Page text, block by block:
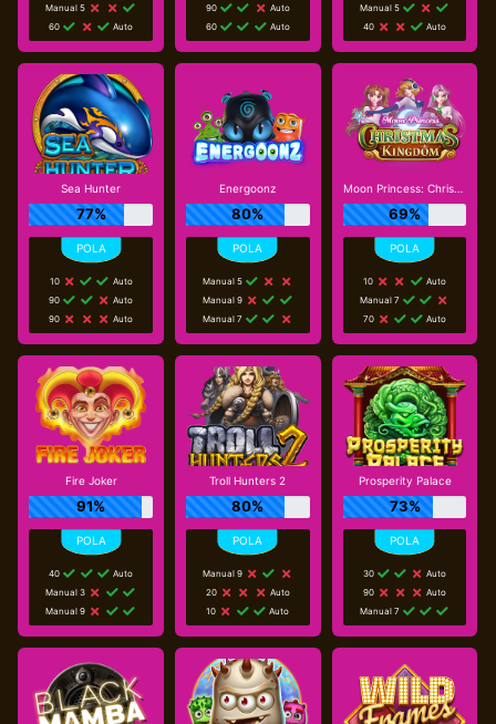
Manual 5
60
Auto
90
Auto
60
Auto
Manual 5
40
Auto
Sea Hunter
77%
10
Auto
90
Auto
90
Auto
Energoonz
80%
Manual 5
Manual 9
Manual 7
Moon Princess: Christmas Kingdom
69%
10
Auto
Manual 7
70
Auto
Fire Joker
91%
40
Auto
Manual 3
Manual 9
Troll Hunters 2
80%
Manual 9
20
Auto
10
Auto
Prosperity Palace
73%
30
Auto
90
Auto
Manual 7